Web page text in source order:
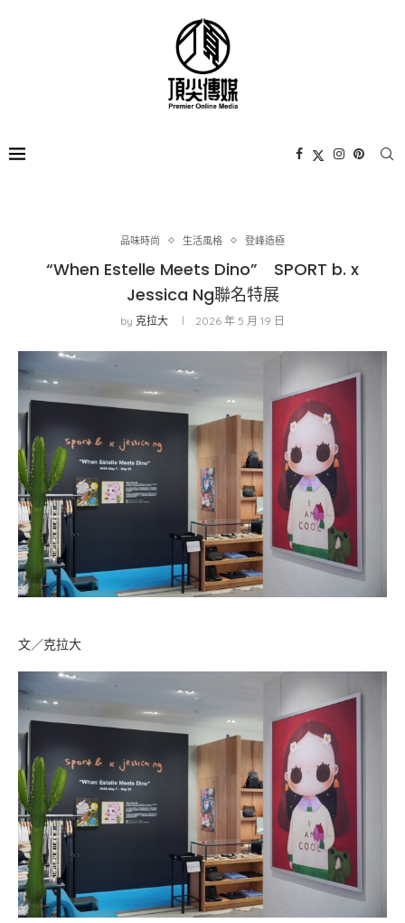
品味時尚 生活風格 登峰造極
“When Estelle Meets Dino” SPORT b. x
Jessica Ng聯名特展
by 克拉大 2026 年 5 月 19 日
文／克拉大